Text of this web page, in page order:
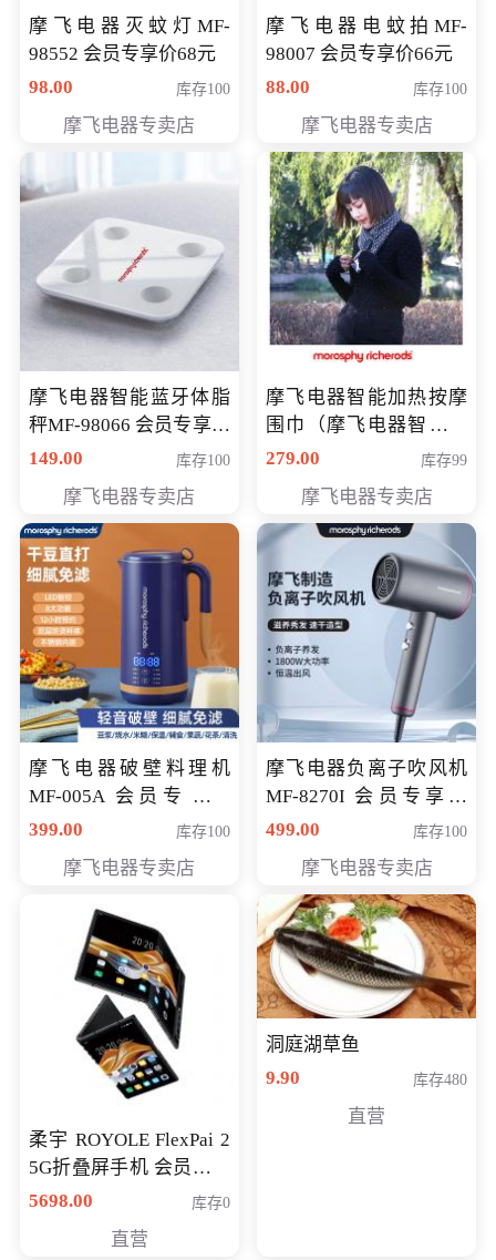
摩飞电器灭蚊灯MF-
98552 会员专享价68元
98.00
库存100
摩飞电器专卖店
摩飞电器电蚊拍MF-
98007 会员专享价66元
88.00
库存100
摩飞电器专卖店
摩飞电器智能蓝牙体脂
秤MF-98066 会员专享价
98元
149.00 库存100
摩飞电器专卖店
摩飞电器智能加热按摩
围巾（摩飞电器智能加
热按摩围脖） 会员专享
279.00 库存99
摩飞电器专卖店
摩飞电器破壁料理机
MF-005A 会员专享价
198元
399.00 库存100
摩飞电器专卖店
摩飞电器负离子吹风机
MF-8270I 会员专享价
369元
499.00 库存100
摩飞电器专卖店
柔宇 ROYOLE FlexPai 2
5G折叠屏手机 会员专享
购买价格 4998元
5698.00 库存0
直营
洞庭湖草鱼
9.90
库存480
直营